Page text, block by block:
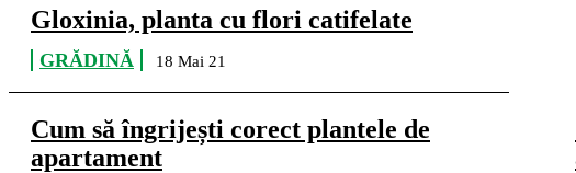
Gloxinia, planta cu flori catifelate
GRĂDINĂ 18 Mai 21
Cum să îngrijești corect plantele de
apartament